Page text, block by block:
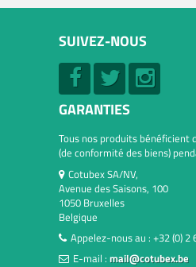
SUIVEZ-NOUS
GARANTIES
Tous nos produits bénéficient
(de conformité des biens)
Cotubex SA/NV,
Avenue des Saisons, 100
1050 Bruxelles
Belgique
Appelez-nous au : +32 (0) 2
E-mail : mail@cotubex.be